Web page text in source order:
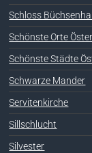
Schloss
Schönste Orte
Schönste Städte
Schwarze Mander
Servitenkirche
Sillschlucht
Silvester